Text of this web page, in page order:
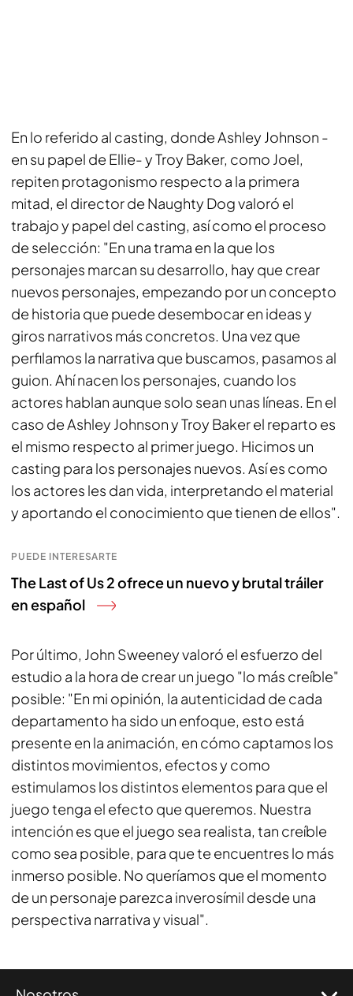
En lo referido al casting, donde Ashley Johnson -
en su papel de Ellie- y Troy Baker, como Joel,
repiten protagonismo respecto a la primera
mitad, el director de Naughty Dog valoró el
trabajo y papel del casting, así como el proceso
de selección: "En una trama en la que los
personajes marcan su desarrollo, hay que crear
nuevos personajes, empezando por un concepto
de historia que puede desembocar en ideas y
giros narrativos más concretos. Una vez que
perfilamos la narrativa que buscamos, pasamos al
guion. Ahí nacen los personajes, cuando los
actores hablan aunque solo sean unas líneas. En el
caso de Ashley Johnson y Troy Baker el reparto es
el mismo respecto al primer juego. Hicimos un
casting para los personajes nuevos. Así es como
los actores les dan vida, interpretando el material
y aportando el conocimiento que tienen de ellos".
PUEDE INTERESARTE
The Last of Us 2 ofrece un nuevo y brutal tráiler
en español
Por último, John Sweeney valoró el esfuerzo del
estudio a la hora de crear un juego "lo más creíble"
posible: "En mi opinión, la autenticidad de cada
departamento ha sido un enfoque, esto está
presente en la animación, en cómo captamos los
distintos movimientos, efectos y como
estimulamos los distintos elementos para que el
juego tenga el efecto que queremos. Nuestra
intención es que el juego sea realista, tan creíble
como sea posible, para que te encuentres lo más
inmerso posible. No queríamos que el momento
de un personaje parezca inverosímil desde una
perspectiva narrativa y visual".